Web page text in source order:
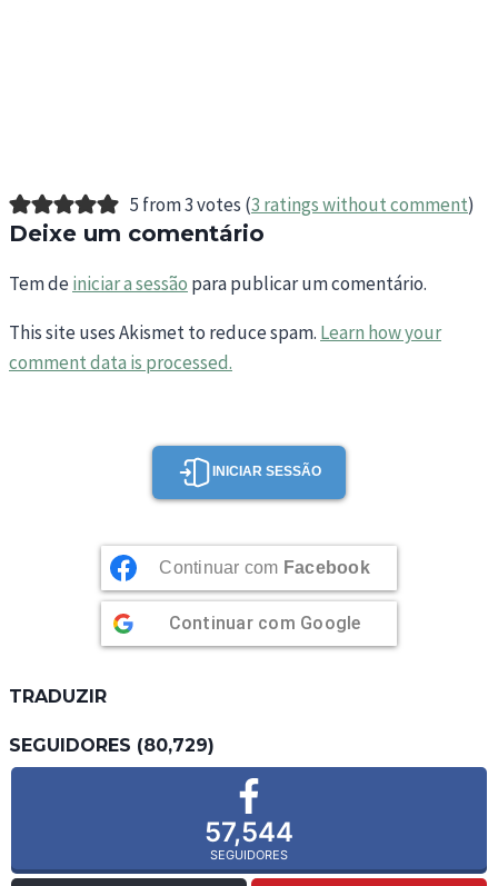
5 from 3 votes (3 ratings without comment)
Deixe um comentário
Tem deiniciar a sessão para publicar um comentário.
This site uses Akismet to reduce spam. Learn how your
comment data is processed.
INICIAR SESSÃO
Continuar com Facebook
Continuar com Google
TRADUZIR
SEGUIDORES (80,729)
57,544
SEGUIDORES